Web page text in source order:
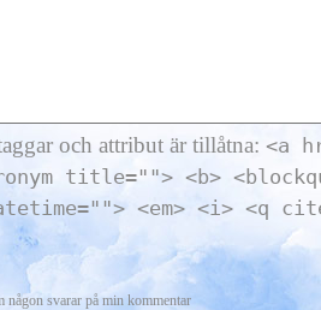
och attribut är tillåtna: <a
title=""> <b>
<em> <i> <q
någon svarar på min kommentar